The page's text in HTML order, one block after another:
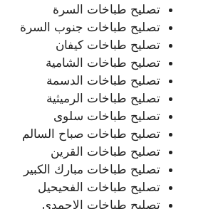
تصليح طباخات السرة
تصليح طباخات جنوب السرة
تصليح طباخات كيفان
تصليح طباخات الشامية
تصليح طباخات الدسمة
تصليح طباخات الرميثية
تصليح طباخات سلوى
تصليح طباخات صباح السالم
تصليح طباخات القرين
تصليح طباخات مبارك الكبير
تصليح طباخات الفحيحيل
تصليح طباخات الاحمدي